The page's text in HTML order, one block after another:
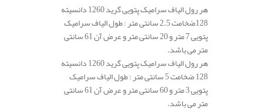
هر رول الیاف سرامیک پتویی گرید 1260 دانسیته
128ضخامت 2.5 سانتی متر : طول الیاف سرامیک
پتویی 7 متر و 20 سانتی متر و عرض آن 61 سانتی
متر می باشد.
هر رول الیاف سرامیک پتویی گرید 1260 دانسیته
128 ضخامت 5 سانتی متر : طول الیاف سرامیک
پتویی 3 متر و 60 سانتی متر و عرض آن 61 سانتی
متر می باشد.